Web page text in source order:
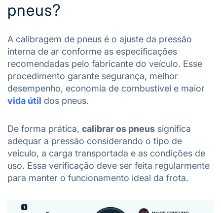
pneus?
A calibragem de pneus é o ajuste da pressão
interna de ar conforme as especificações
recomendadas pelo fabricante do veículo. Esse
procedimento garante segurança, melhor
desempenho, economia de combustível e maior
vida útil dos pneus.
De forma prática, calibrar os pneus significa
adequar a pressão considerando o tipo de
veículo, a carga transportada e as condições de
uso. Essa verificação deve ser feita regularmente
para manter o funcionamento ideal da frota.